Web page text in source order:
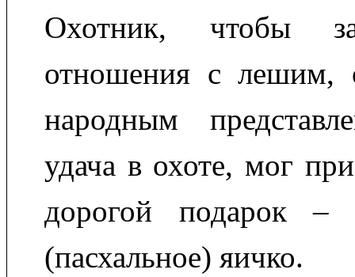
Охотник, чтобы
отношения с лешим,
народным
удача в охоте, мог
дорогой подарок –
(пасхальное) яичко.